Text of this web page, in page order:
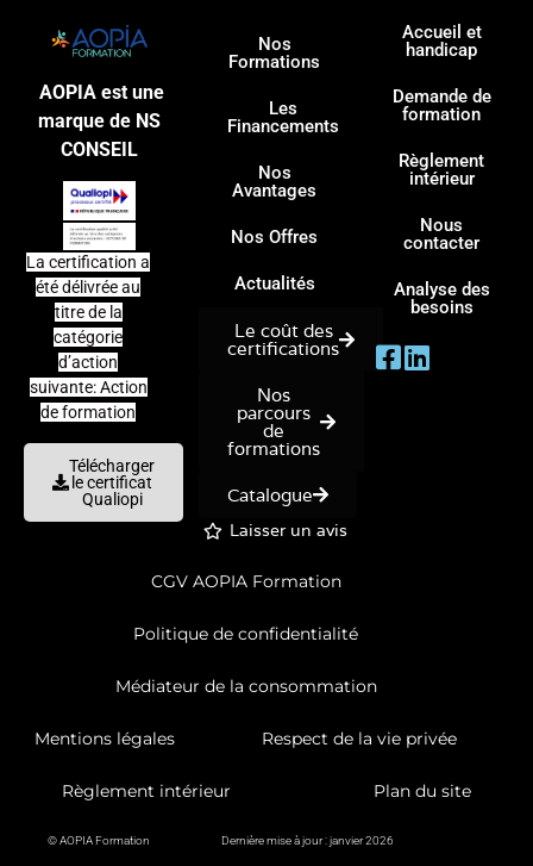
AOPIA est une
marque de NS
CONSEIL
La certification a
été délivrée au
titre de la
catégorie
d’action
suivante: Action
de formation
Télécharger
le certificat
Qualiopi
Nos
Formations
Les
Financements
Nos
Avantages
Nos Offres
Actualités
Le coût des
certifications
Nos
parcours
de
formations
Catalogue
Laisser un avis
Accueil et
handicap
Demande de
formation
Règlement
intérieur
Nous
contacter
Analyse des
besoins
CGV AOPIA Formation
Politique de confidentialité
Médiateur de la consommation
Mentions légales Respect de la vie privée
Règlement intérieur Plan du site
© AOPIA Formation Dernière mise à jour : janvier 2026